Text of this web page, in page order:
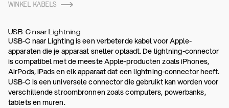
WINKEL KABELS
USB-C naar Lightning
USB-C naar Lighting is een verbeterde kabel voor Apple-
apparaten die je apparaat sneller oplaadt. De lightning-connector
is compatibel met de meeste Apple-producten zoals iPhones,
AirPods, iPads en elk apparaat dat een lightning-connector heeft.
USB-C is een universele connector die gebruikt kan worden voor
verschillende stroombronnen zoals computers, powerbanks,
tablets en muren.